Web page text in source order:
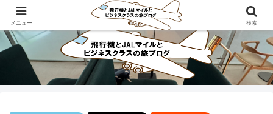
ビジネスクラスで旅にでよう！！
メニュー 検索